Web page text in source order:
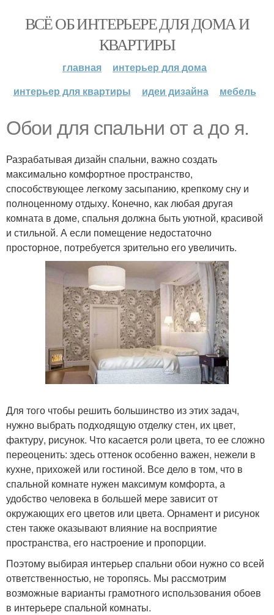
ВСЁ ОБ ИНТЕРЬЕРЕ ДЛЯ ДОМА И
КВАРТИРЫ
главная
интерьер для дома
интерьер для квартиры
идеи дизайна мебель
Обои для спальни от а до я.
Разрабатывая дизайн спальни, важно создать
максимально комфортное пространство,
способствующее легкому засыпанию, крепкому сну и
полноценному отдыху. Конечно, как любая другая
комната в доме, спальня должна быть уютной, красивой
и стильной. А если помещение недостаточно
просторное, потребуется зрительно его увеличить.
Для того чтобы решить большинство из этих задач,
нужно выбрать подходящую отделку стен, их цвет,
фактуру, рисунок. Что касается роли цвета, то ее сложно
переоценить: здесь оттенок особенно важен, нежели в
кухне, прихожей или гостиной. Все дело в том, что в
спальной комнате нужен максимум комфорта, а
удобство человека в большей мере зависит от
окружающих его цветов или цвета. Орнамент и рисунок
стен также оказывают влияние на восприятие
пространства, его настроение и пропорции.
Поэтому выбирая интерьер спальни обои нужно со всей
ответственностью, не торопясь. Мы рассмотрим
возможные варианты грамотного использования обоев
в интерьере спальной комнаты.